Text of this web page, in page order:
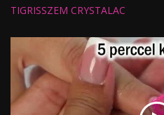
Hossz:
Feltöltve:
TIGRISSZEM CRYSTALAC